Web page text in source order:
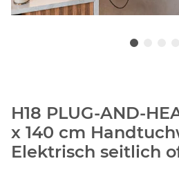
H18 PLUG-AND-
x 140 cm
Elektrisch seitlich